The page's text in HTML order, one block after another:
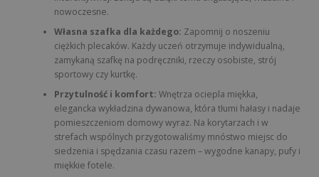
nowoczesne.
Własna szafka dla każdego: Zapomnij o noszeniu
ciężkich plecaków. Każdy uczeń otrzymuje indywidualną,
zamykaną szafkę na podręczniki, rzeczy osobiste, strój
sportowy czy kurtkę.
Przytulność i komfort: Wnętrza ociepla miękka,
elegancka wykładzina dywanowa, która tłumi hałasy i nadaje
pomieszczeniom domowy wyraz. Na korytarzach i w
strefach wspólnych przygotowaliśmy mnóstwo miejsc do
siedzenia i spędzania czasu razem – wygodne kanapy, pufy i
miękkie fotele.